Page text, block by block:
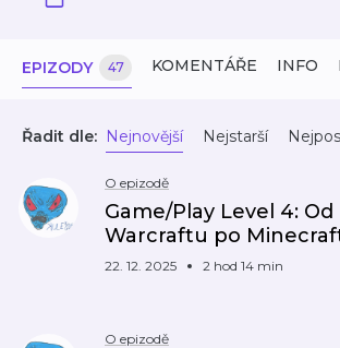
EPIZODY 47 KOMENTÁŘE INFO
Řadit dle: Nejnovější Nejstarší
O epizodě
Game/Play Level 4: Od
Warcraftu po
22. 12. 2025 2 hod 14 min
O epizodě